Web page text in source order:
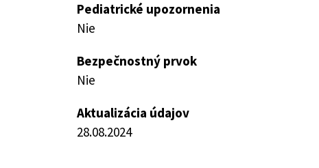
Pediatrické upozornenia
Nie
Bezpečnostný prvok
Nie
Aktualizácia údajov
28.08.2024